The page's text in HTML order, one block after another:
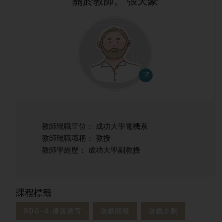
教師現職單位： 成功大學電機系
教師現職職稱： 教授
教師學經歷： 成功大學副教授
課程標籤
SDG-4.優質教育 遊戲開發 遊戲企劃